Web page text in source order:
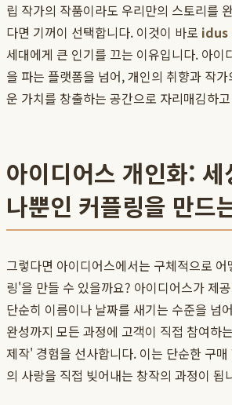
립 작가의 작품이라도 우리만의 스토리를
다면 기꺼이 선택합니다. 이것이 바로 idus
세대에게 큰 인기를 끄는 이유입니다. 아이
을 파는 플랫폼을 넘어, 개인의 취향과 작
운 가치를 창출하는 공간으로 자리매김하
아이디어스 개인화:
나뿐인 커플링을 만드
그렇다면 아이디어스에서는 구체적으로
링'을 만들 수 있을까요? 아이디어스가 제
단순히 이름이나 날짜를 새기는 수준을 넘
완성까지 모든 과정에 고객이 직접 참여하
제작' 경험을 선사합니다. 이는 단순한 구
의 사랑을 직접 빚어내는 창작의 과정이 됩